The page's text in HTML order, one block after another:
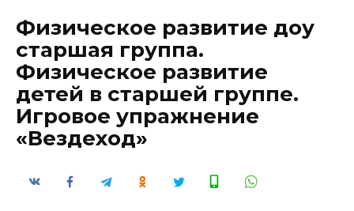
Физическое развитие доу
старшая группа.
Физическое развитие
детей в старшей группе.
Игровое упражнение
«Вездеход»